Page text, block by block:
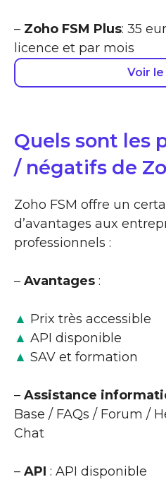
– Zoho FSM Plus: 35
licence et par mois
Voir
Quels sont les
/ négatifs de
Zoho FSM offre un
d’avantages aux
professionnels :
– Avantages :
▲ Prix très accessible
▲ API disponible
▲ SAV et formation
– Assistance
Base / FAQs / Forum /
Chat
– API : API disponible